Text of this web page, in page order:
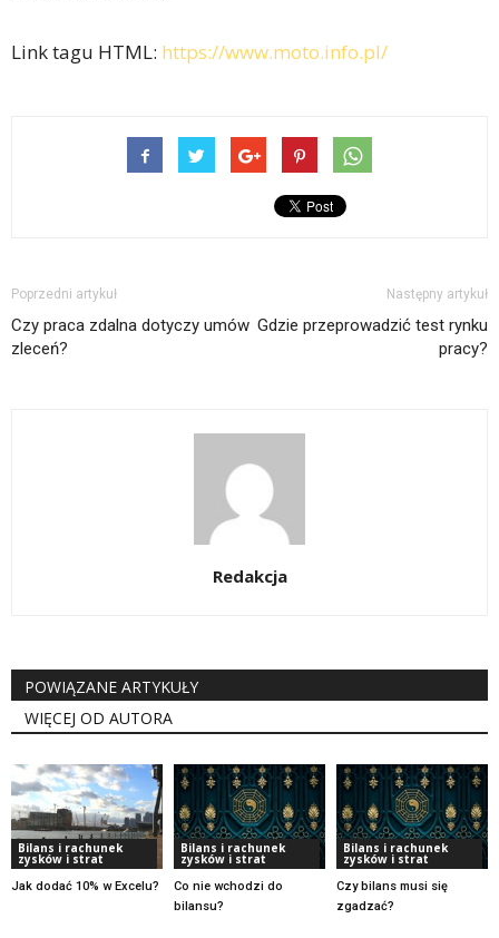
Link tagu HTML: https://www.moto.info.pl/
Poprzedni artykuł
Czy praca zdalna dotyczy umów
zleceń?
Następny artykuł
Gdzie przeprowadzić test rynku
pracy?
Redakcja
POWIĄZANE ARTYKUŁY
WIĘCEJ OD AUTORA
Bilans i rachunek
zysków i strat
Jak dodać 10% w Excelu?
Bilans i rachunek
zysków i strat
Co nie wchodzi do
bilansu?
Bilans i rachunek
zysków i strat
Czy bilans musi się
zgadzać?